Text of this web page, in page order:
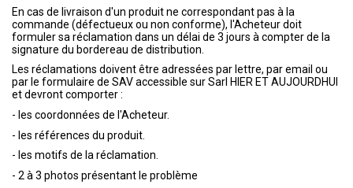
En cas de livraison d'un produit ne correspondant pas à la
commande (défectueux ou non conforme), l'Acheteur doit
formuler sa réclamation dans un délai de 3 jours à compter de la
signature du bordereau de distribution.
Les réclamations doivent être adressées par lettre, par email ou
par le formulaire de SAV accessible sur Sarl HIER ET AUJOURDHUI
et devront comporter :
- les coordonnées de l'Acheteur.
- les références du produit.
- les motifs de la réclamation.
- 2 à 3 photos présentant le problème